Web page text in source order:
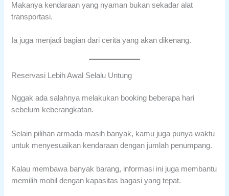
Makanya kendaraan yang nyaman bukan sekadar alat
transportasi.
Ia juga menjadi bagian dari cerita yang akan dikenang.
Reservasi Lebih Awal Selalu Untung
Nggak ada salahnya melakukan booking beberapa hari
sebelum keberangkatan.
Selain pilihan armada masih banyak, kamu juga punya waktu
untuk menyesuaikan kendaraan dengan jumlah penumpang.
Kalau membawa banyak barang, informasi ini juga membantu
memilih mobil dengan kapasitas bagasi yang tepat.